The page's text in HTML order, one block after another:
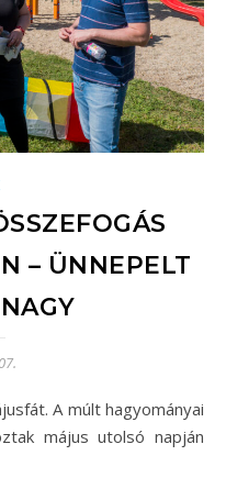
– ÜNNEPELT
május utolsó napján